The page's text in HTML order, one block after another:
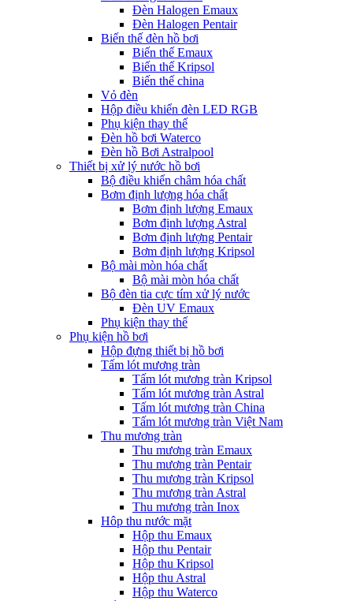
Đèn Halogen Emaux
Đèn Halogen Pentair
Biến thế đèn hồ bơi
Biến thế Emaux
Biến thế Kripsol
Biến thế china
Vỏ đèn
Hộp điều khiển đèn LED RGB
Phụ kiện thay thế
Đèn hồ bơi Waterco
Đèn hồ Bơi Astralpool
Thiết bị xử lý nước hồ bơi
Bộ điều khiển châm hóa chất
Bơm định lượng hóa chất
Bơm định lượng Emaux
Bơm định lượng Astral
Bơm định lượng Pentair
Bơm định lượng Kripsol
Bộ mài mòn hóa chất
Bộ mài mòn hóa chất
Bộ đèn tia cực tím xử lý nước
Đèn UV Emaux
Phụ kiện thay thế
Phụ kiện hồ bơi
Hộp đựng thiết bị hồ bơi
Tấm lót mương tràn
Tấm lót mương tràn Kripsol
Tấm lót mương tràn Astral
Tấm lót mương tràn China
Tấm lót mương tràn Việt Nam
Thu mương tràn
Thu mương tràn Emaux
Thu mương tràn Pentair
Thu mương tràn Kripsol
Thu mương tràn Astral
Thu mương tràn Inox
Hôp thu nước mặt
Hộp thu Emaux
Hộp thu Pentair
Hộp thu Kripsol
Hộp thu Astral
Hộp thu Waterco